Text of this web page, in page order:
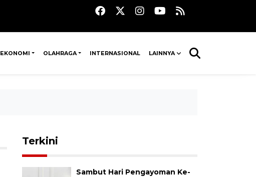
EKONOMI OLAHRAGA INTERNASIONAL LAINNYA
Terkini
Sambut Hari Pengayoman Ke-